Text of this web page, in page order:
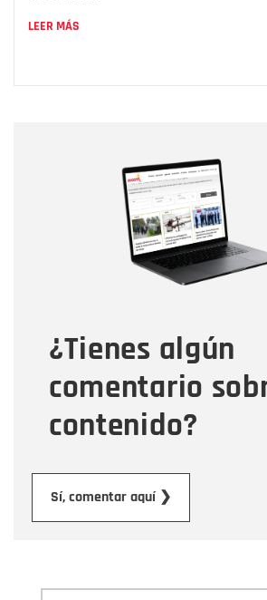
LEER MÁS
¿Tienes algún
comentario
contenido?
Sí, comentar aquí ❯
Correo electrónico
Tipo de comentario
Mensaje